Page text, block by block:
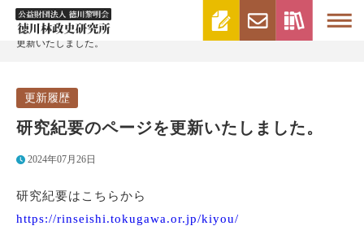
徳川林政史研究所 | 財団法人徳川黎明会 更新履歴 >研究紀要のページを
更新いたしました。
更新履歴
研究紀要のページを更新いたしました。
2024年07月26日
研究紀要はこちらから
https://rinseishi.tokugawa.or.jp/kiyou/